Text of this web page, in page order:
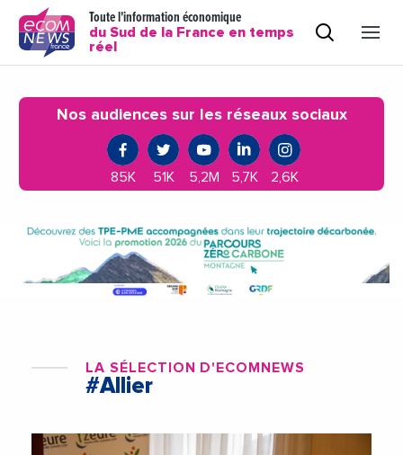
Toute l'information économique
du Sud de la France en temps
réel
Nos audiences sur les réseaux sociaux
85K 51K 5,2M 5,7K 2,6K
LA SÉLECTION D'ECOMNEWS
#Allier